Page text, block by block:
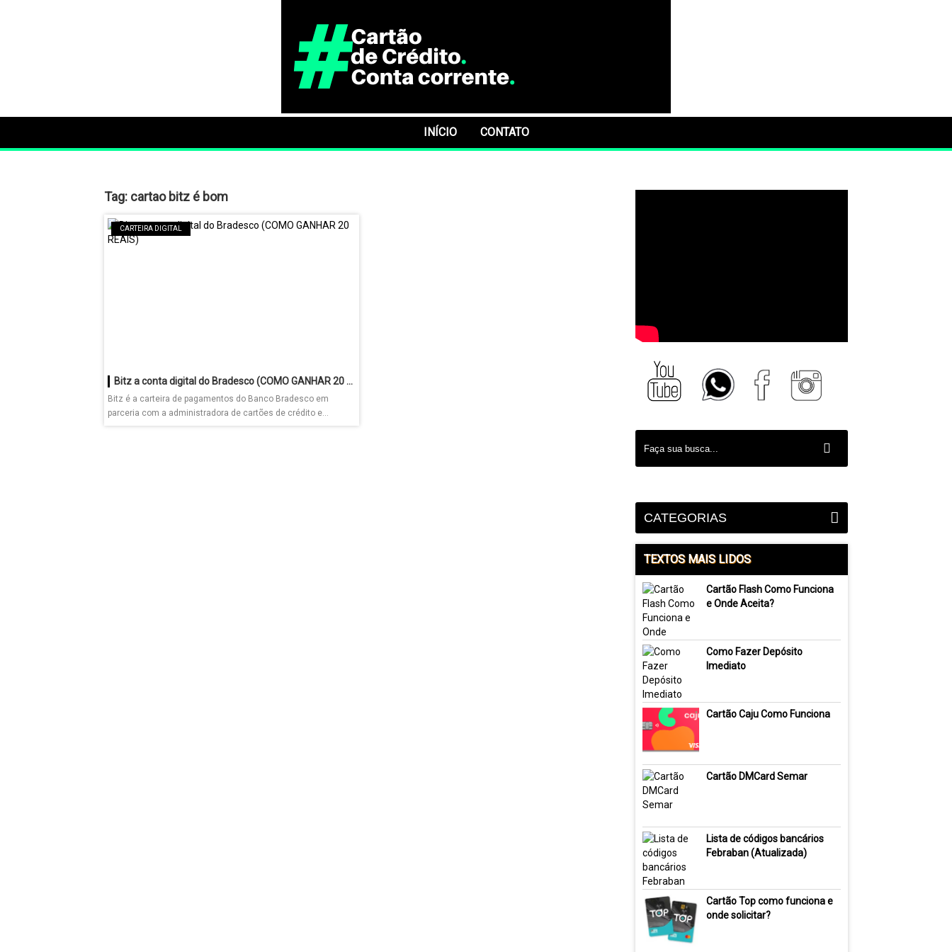
INÍCIO CONTATO
Tag: cartao bitz é bom
CARTEIRA DIGITAL
Bitz a conta digital do Bradesco (COMO GANHAR 20 REAIS)
Bitz é a carteira de pagamentos do Banco Bradesco em
parceria com a administradora de cartões de crédito e...
CATEGORIAS
TEXTOS MAIS LIDOS
Cartão Flash Como Funciona
e Onde Aceita?
Como Fazer Depósito
Imediato
Cartão Caju Como Funciona
Cartão DMCard Semar
Lista de códigos bancários
Febraban (Atualizada)
Cartão Top como funciona e
onde solicitar?